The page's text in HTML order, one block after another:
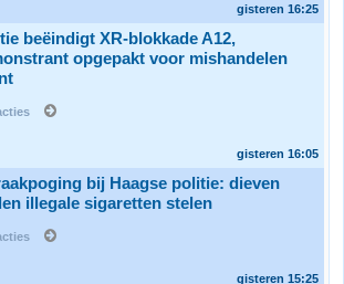
gisteren 16:25
beëindigt XR-blokkade A12,
opgepakt voor mishandelen
gisteren 16:05
bij Haagse politie: dieven
illegale sigaretten stelen
gisteren 15:25